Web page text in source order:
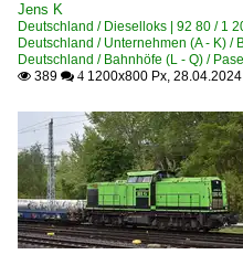
Jens K
Deutschland / Dieselloks | 92 80 /
Deutschland / Unternehmen (A - K) /
Deutschland / Bahnhöfe (L - Q) /
 389  4 1200x800 Px, 28.04.2024